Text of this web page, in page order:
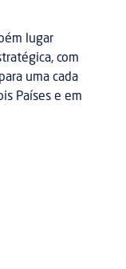
lugar
com
uma cada
Países e em